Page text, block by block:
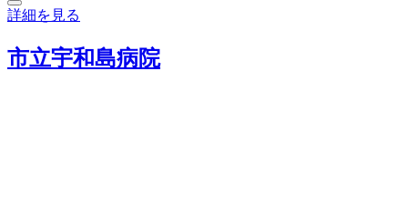
詳細を見る
市立宇和島病院